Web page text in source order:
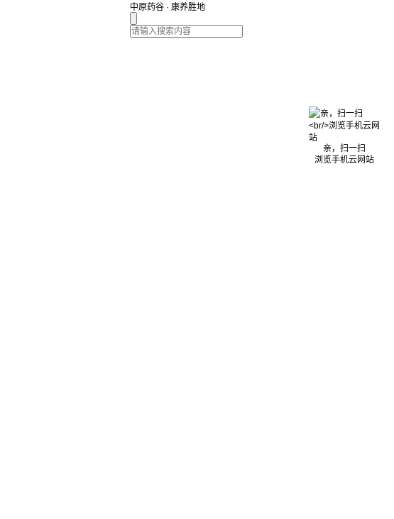
中原药谷 · 康养胜地
亲，扫一扫
浏览手机云网站